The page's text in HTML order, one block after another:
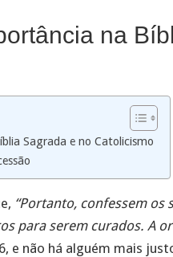
na
Sagrada e no Catolicismo
“Portanto, confessem os
para serem curados. A
e não há alguém mais